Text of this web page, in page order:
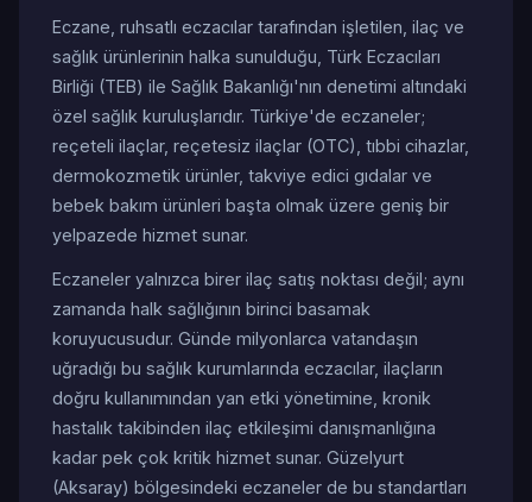
Eczane, ruhsatlı eczacılar tarafından işletilen, ilaç ve
sağlık ürünlerinin halka sunulduğu, Türk Eczacıları
Birliği (TEB) ile Sağlık Bakanlığı'nın denetimi altındaki
özel sağlık kuruluşlarıdır. Türkiye'de eczaneler;
reçeteli ilaçlar, reçetesiz ilaçlar (OTC), tıbbi cihazlar,
dermokozmetik ürünler, takviye edici gıdalar ve
bebek bakım ürünleri başta olmak üzere geniş bir
yelpazede hizmet sunar.
Eczaneler yalnızca birer ilaç satış noktası değil; aynı
zamanda halk sağlığının birinci basamak
koruyucusudur. Günde milyonlarca vatandaşın
uğradığı bu sağlık kurumlarında eczacılar, ilaçların
doğru kullanımından yan etki yönetimine, kronik
hastalık takibinden ilaç etkileşimi danışmanlığına
kadar pek çok kritik hizmet sunar. Güzelyurt
(Aksaray) bölgesindeki eczaneler de bu standartları